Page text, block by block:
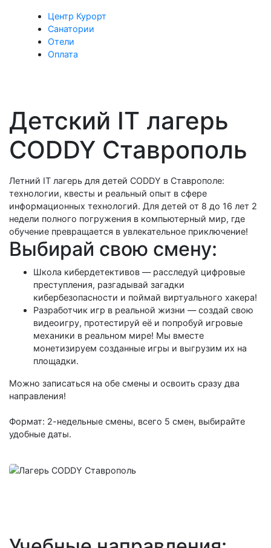
Центр Курорт
Санатории
Отели
Оплата
Детский IT лагерь
CODDY Ставрополь
Летний IT лагерь для детей CODDY в Ставрополе:
технологии, квесты и реальный опыт в сфере
информационных технологий. Для детей от 8 до 16 лет 2
недели полного погружения в компьютерный мир, где
обучение превращается в увлекательное приключение!
Выбирай свою смену:
Школа кибердетективов — расследуй цифровые
преступления, разгадывай загадки
кибербезопасности и поймай виртуального хакера!
Разработчик игр в реальной жизни — создай свою
видеоигру, протестируй её и попробуй игровые
механики в реальном мире! Мы вместе
монетизируем созданные игры и выгрузим их на
площадки.
Можно записаться на обе смены и освоить сразу два
направления!
Формат: 2-недельные смены, всего 5 смен, выбирайте
удобные даты.